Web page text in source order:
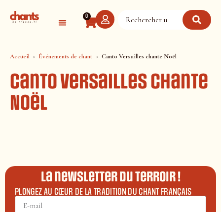
0
Accueil Événements de chant Canto Versailles chante Noël
Canto Versailles chante
Noël
La newsletter du terroir !
PLONGEZ AU CŒUR DE LA TRADITION DU CHANT FRANÇAIS